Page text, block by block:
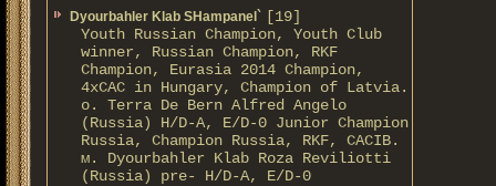
Dyourbahler Klab SHampanel` [19]
Youth Russian Champion, Youth Club
winner, Russian Champion, RKF
Champion, Eurasia 2014 Champion,
4xCAC in Hungary, Champion of Latvia.
о. Terra De Bern Alfred Angelo
(Russia) H/D-A, E/D-0 Junior Champion
Russia, Champion Russia, RKF, CACIB.
м. Dyourbahler Klab Roza Reviliotti
(Russia) pre- H/D-A, E/D-0